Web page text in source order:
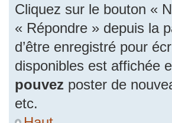
Cliquez sur le bouton «
« Répondre » depuis la
d’être enregistré pour
disponibles est affichée
pouvez poster de
etc.